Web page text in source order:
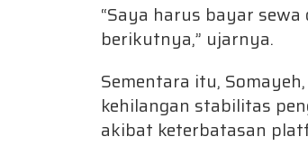
“Saya harus bayar
berikutnya,” ujarnya.
Sementara itu,
kehilangan stabilitas
akibat keterbatasan